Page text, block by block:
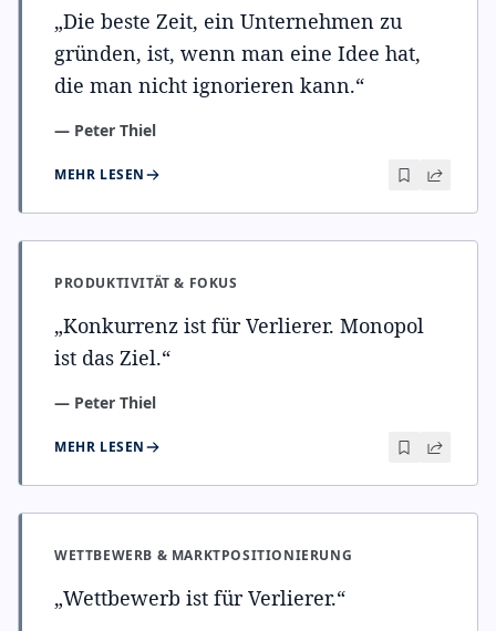
„Die beste Zeit, ein Unternehmen zu
gründen, ist, wenn man eine Idee hat,
die man nicht ignorieren kann.“
— Peter Thiel
MEHR LESEN
PRODUKTIVITÄT & FOKUS
„Konkurrenz ist für Verlierer. Monopol
ist das Ziel.“
— Peter Thiel
MEHR LESEN
WETTBEWERB & MARKTPOSITIONIERUNG
„Wettbewerb ist für Verlierer.“